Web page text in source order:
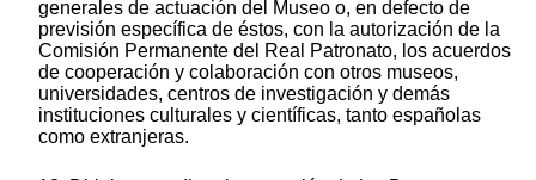
generales de actuación del Museo o, en defecto de
previsión específica de éstos, con la autorización de la
Comisión Permanente del Real Patronato, los acuerdos
de cooperación y colaboración con otros museos,
universidades, centros de investigación y demás
instituciones culturales y científicas, tanto españolas
como extranjeras.